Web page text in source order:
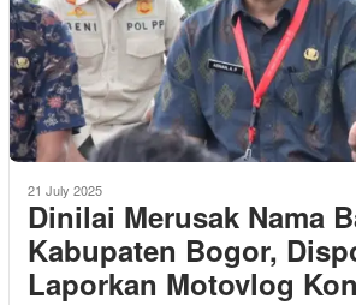
21 July 2025
Dinilai Merusak Nama
Kabupaten Bogor,
Laporkan Motovlog